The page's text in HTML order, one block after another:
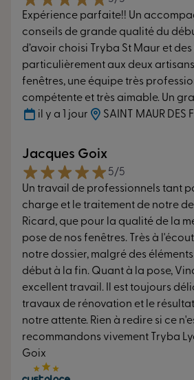
Des performances qui
passer
Isolation thermique
30°
à l’extérieur
Jusqu'àUd 1,3 W/
(HA76 avec
Expérience parfaite!! Un
conseils de grande qualité du
d’avoir choisi Tryba St Maur et
particulièrement aux deux
fenêtres, une équipe très
compétente et très aimable. Un
il y a 1 jour
SAINT MAUR DES
Jacques Goix
5/5
Un travail de professionnels tant
charge et le traitement de notre
Ricard, que pour la qualité de la
pose de nos fenêtres. Très à
notre dossier, malgré des
début à la fin. Quant à la pose,
excellent travail. Il est toujours
travaux de rénovation et le
notre attente. Rien à redire si ce
recommandons vivement Tryba
Goix